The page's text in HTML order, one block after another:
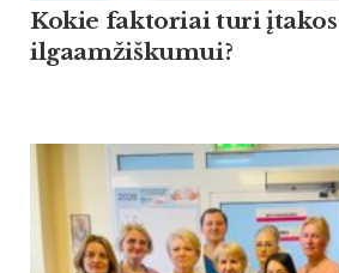
Kokie faktoriai turi
ilgaamžiškumui?